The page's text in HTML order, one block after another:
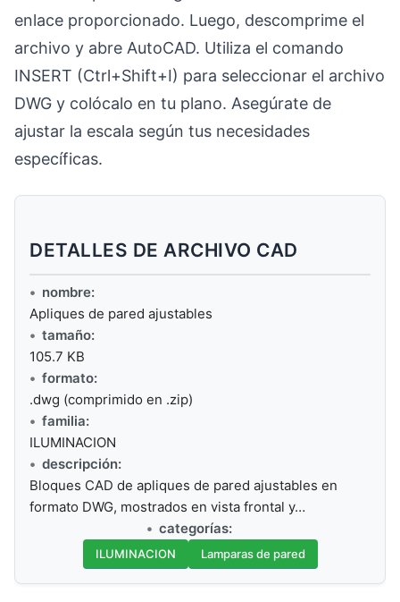
enlace proporcionado. Luego, descomprime el
archivo y abre AutoCAD. Utiliza el comando
INSERT (Ctrl+Shift+I) para seleccionar el archivo
DWG y colócalo en tu plano. Asegúrate de
ajustar la escala según tus necesidades
específicas.
DETALLES DE ARCHIVO CAD
nombre:
Apliques de pared ajustables
tamaño:
105.7 KB
formato:
.dwg (comprimido en .zip)
familia:
ILUMINACION
descripción:
Bloques CAD de apliques de pared ajustables en
formato DWG, mostrados en vista frontal y…
categorías:
ILUMINACION Lamparas de pared